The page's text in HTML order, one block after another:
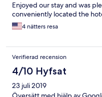
Enjoyed our stay and was
conveniently located the
4 nätters resa
Verifierad recension
4/10 Hyfsat
23 juli 2019